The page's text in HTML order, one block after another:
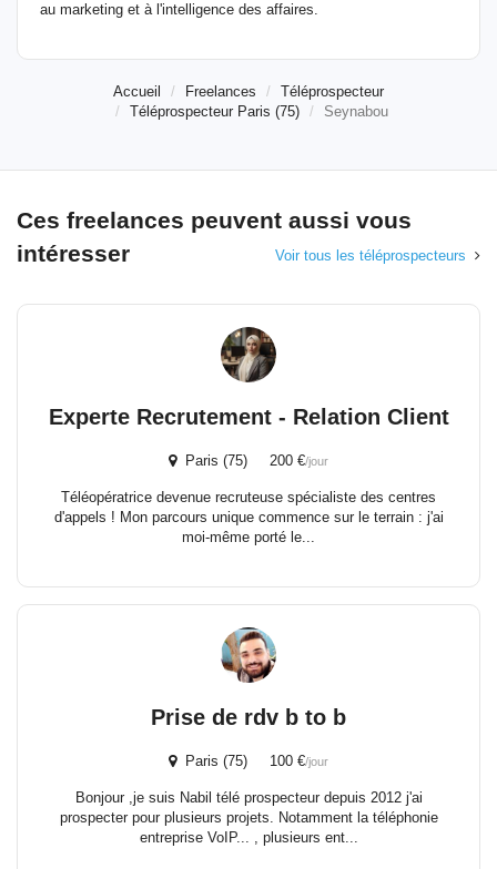
au marketing et à l'intelligence des affaires.
Accueil Freelances
Téléprospecteur
Téléprospecteur Paris (75)
Seynabou
Ces freelances peuvent aussi vous
intéresser
Voir tous les téléprospecteurs
Experte Recrutement - Relation Client
Paris (75) 200 €/jour
Téléopératrice devenue recruteuse spécialiste des centres
d'appels ! Mon parcours unique commence sur le terrain : j'ai
moi-même porté le...
Prise de rdv b to b
Paris (75) 100 €/jour
Bonjour ,je suis Nabil télé prospecteur depuis 2012 j'ai
prospecter pour plusieurs projets. Notamment la téléphonie
entreprise VoIP... , plusieurs ent...